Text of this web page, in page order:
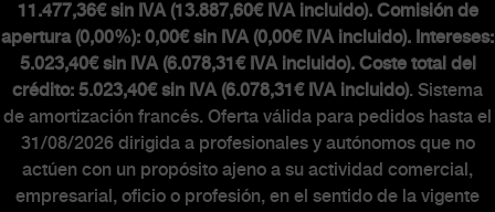
11.477,36€ sin IVA (13.887,60€ IVA incluido). Comisión de
apertura (0,00%): 0,00€ sin IVA (0,00€ IVA incluido). Intereses:
5.023,40€ sin IVA (6.078,31€ IVA incluido). Coste total del
crédito: 5.023,40€ sin IVA (6.078,31€ IVA incluido). Sistema
de amortización francés. Oferta válida para pedidos hasta el
31/08/2026 dirigida a profesionales y autónomos que no
actúen con un propósito ajeno a su actividad comercial,
empresarial, oficio o profesión, en el sentido de la vigente